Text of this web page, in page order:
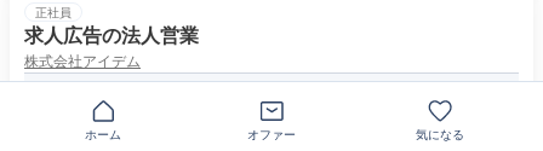
正社員
求人広告の法人営業
株式会社アイデム
ポンサー企業／担当地域の町...
ホーム オファー 気になる